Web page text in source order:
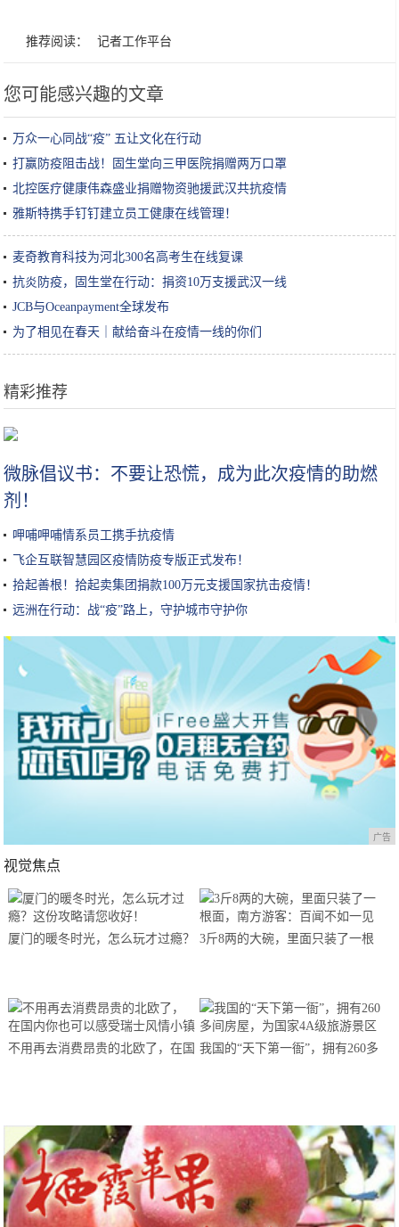
推荐阅读： 记者工作平台
您可能感兴趣的文章
万众一心同战“疫” 五让文化在行动
打赢防疫阻击战！固生堂向三甲医院捐赠两万口罩
北控医疗健康伟森盛业捐赠物资驰援武汉共抗疫情
雅斯特携手钉钉建立员工健康在线管理！
麦奇教育科技为河北300名高考生在线复课
抗炎防疫，固生堂在行动：捐资10万支援武汉一线
JCB与Oceanpayment全球发布
为了相见在春天｜献给奋斗在疫情一线的你们
精彩推荐
微脉倡议书：不要让恐慌，成为此次疫情的助燃
剂！
呷哺呷哺情系员工携手抗疫情
飞企互联智慧园区疫情防疫专版正式发布！
拾起善根！拾起卖集团捐款100万元支援国家抗击疫情！
远洲在行动：战“疫”路上，守护城市守护你
广告
视觉焦点
厦门的暖冬时光，怎么玩才过瘾？
3斤8两的大碗，里面只装了一根
不用再去消费昂贵的北欧了，在国 我国的“天下第一衙”，拥有260多